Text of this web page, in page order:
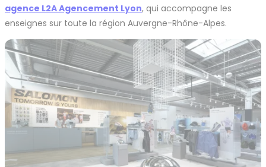
agence L2A Agencement Lyon, qui accompagne les
enseignes sur toute la région Auvergne-Rhône-Alpes.